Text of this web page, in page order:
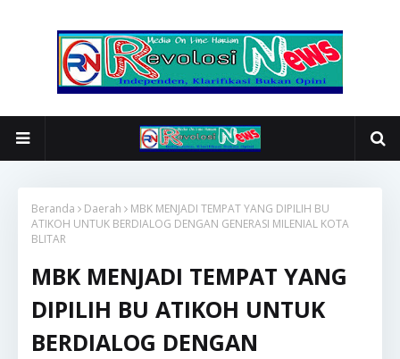
Beranda Daerah
MBK MENJADI TEMPAT YANG DIPILIH BU
ATIKOH UNTUK BERDIALOG DENGAN GENERASI MILENIAL KOTA
BLITAR
MBK MENJADI TEMPAT YANG
DIPILIH BU ATIKOH UNTUK
BERDIALOG DENGAN